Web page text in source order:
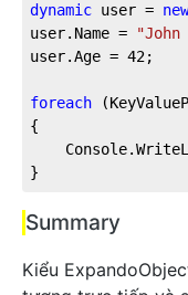
dynamic user = new
user.Name =
"John
user.Age = 42;
foreach
{
}
Summary
Kiểu